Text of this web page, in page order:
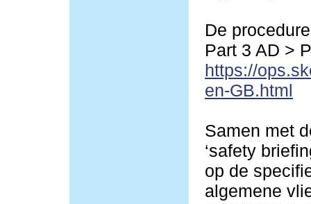
De
Part 3 AD >
https://
en-GB.html
Samen met
‘safety
op de
algemene